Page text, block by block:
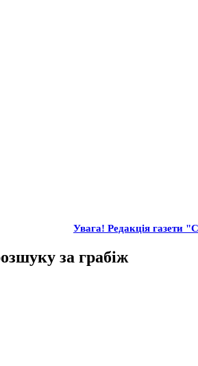
Увага! Редакція газети
за грабіж